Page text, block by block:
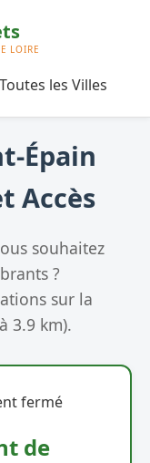
Toutes les Villes
Épain
Accès
souhaitez
?
sur la
3.9 km).
fermé
de